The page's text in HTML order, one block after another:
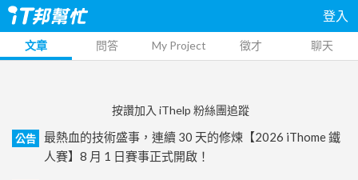
登入
文章 問答 My Project 徵才 聊天
按讚加入 iThelp 粉絲團追蹤
公告
最熱血的技術盛事，連續 30 天的修煉【2026 iThome 鐵
人賽】8 月 1 日賽事正式開啟！